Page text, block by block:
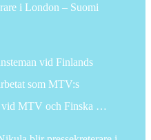
i London – Suomi
vid Finlands
som MTV:s
vid MTV och Finska …